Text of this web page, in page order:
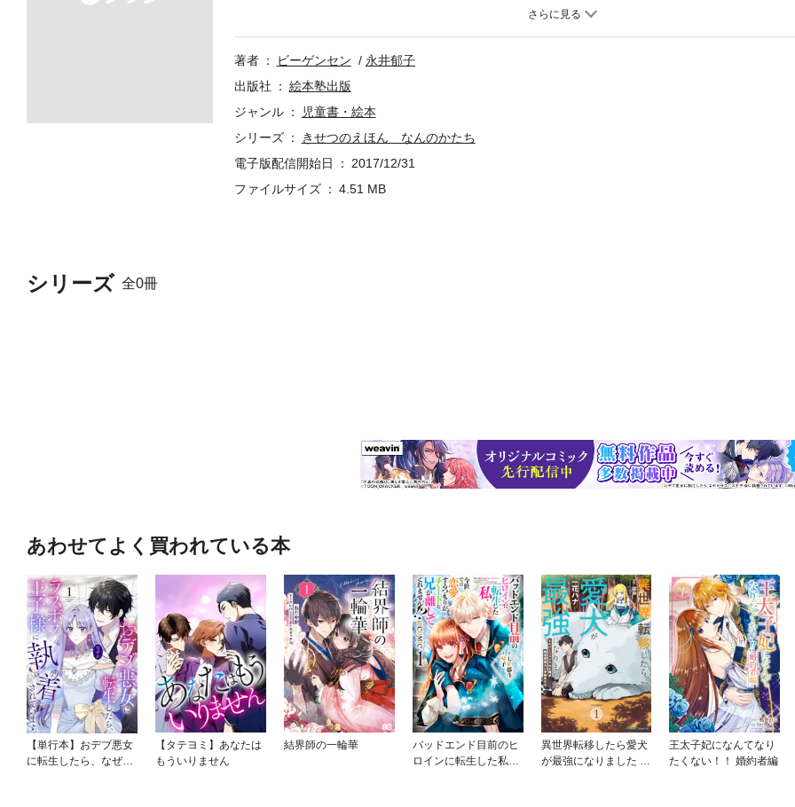
シリーズ 全0冊
ち？ こどもの感性が育つ、はじめての脳トレ絵本。はずみことば、あざやかな色彩、かわいいか
著者
ビーゲンセン
永井郁子
出版社
絵本塾出版
ジャンル
児童書・絵本
シリーズ
きせつのえほん なんのかたち
電子版配信開始日
2017/12/31
ファイルサイズ
4.51 MB
あわせてよく買われている本
【単行本】おデブ悪女
に転生したら、なぜか
【タテヨミ】あなたは
もういりません
結界師の一輪華
バッドエンド目前のヒ
ロインに転生した私、
異世界転移したら愛犬
が最強になりました ～
王太子妃になんてなり
たくない！！ 婚約者編